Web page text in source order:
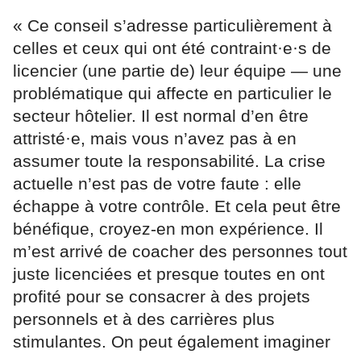
« Ce conseil s’adresse particulièrement à
celles et ceux qui ont été contraint·e·s de
licencier (une partie de) leur équipe — une
problématique qui affecte en particulier le
secteur hôtelier. Il est normal d’en être
attristé·e, mais vous n’avez pas à en
assumer toute la responsabilité. La crise
actuelle n’est pas de votre faute : elle
échappe à votre contrôle. Et cela peut être
bénéfique, croyez-en mon expérience. Il
m’est arrivé de coacher des personnes tout
juste licenciées et presque toutes en ont
profité pour se consacrer à des projets
personnels et à des carrières plus
stimulantes. On peut également imaginer